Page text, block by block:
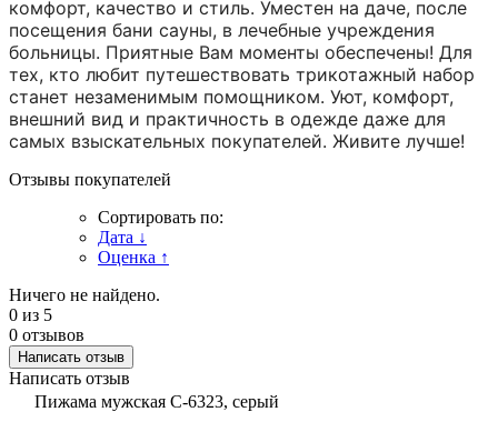
комфорт, качество и стиль. Уместен на даче, после
посещения бани сауны, в лечебные учреждения
больницы. Приятные Вам моменты обеспечены! Для
тех, кто любит путешествовать трикотажный набор
станет незаменимым помощником. Уют, комфорт,
внешний вид и практичность в одежде даже для
самых взыскательных покупателей. Живите лучше!
Отзывы покупателей
Сортировать по:
Дата ↓
Оценка ↑
Ничего не найдено.
0 из 5
0 отзывов
Написать отзыв
Написать отзыв
Пижама мужская C-6323, серый